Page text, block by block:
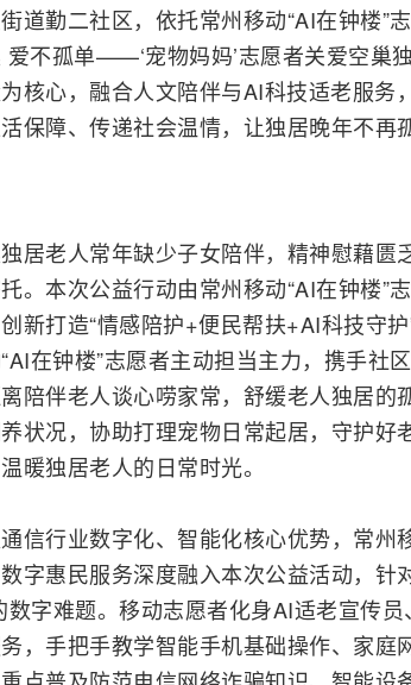
道勤二社区，依托常州移动“AI在钟楼”
爱不孤单——‘宠物妈妈’志愿者关爱空巢
核心， 融合人文陪伴与AI科技适老服务
保障、传递社会温情，让独居晚年不再
居老人常年缺少子女陪伴，精神慰藉
。本次公益行动由常州移动“AI在钟楼”
新打造“情感陪护+便民帮扶+AI科技守
在钟楼”志愿者主动担当主力，携手社
陪伴老人谈心唠家常，舒缓老人独居
状况，协助打理宠物日常起居，守护好
暖独居老人的日常时光。
信行业数字化、智能化核心优势，常州
字惠民服务深度融入本次公益活动，针
数字难题。移动志愿者化身AI适老宣传
，手把手教学智能手机基础操作、家庭